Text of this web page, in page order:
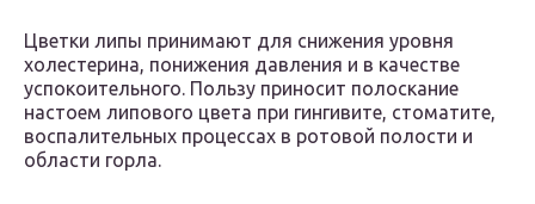
Цветки липы принимают для снижения уровня
холестерина, понижения давления и в качестве
успокоительного. Пользу приносит полоскание
настоем липового цвета при гингивите, стоматите,
воспалительных процессах в ротовой полости и
области горла.